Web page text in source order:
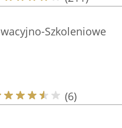
Szkoleniowe
(6)